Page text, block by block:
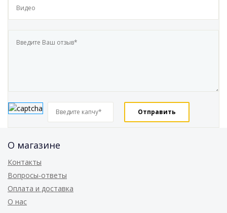
О магазине
Контакты
Вопросы-ответы
Оплата и доставка
О нас